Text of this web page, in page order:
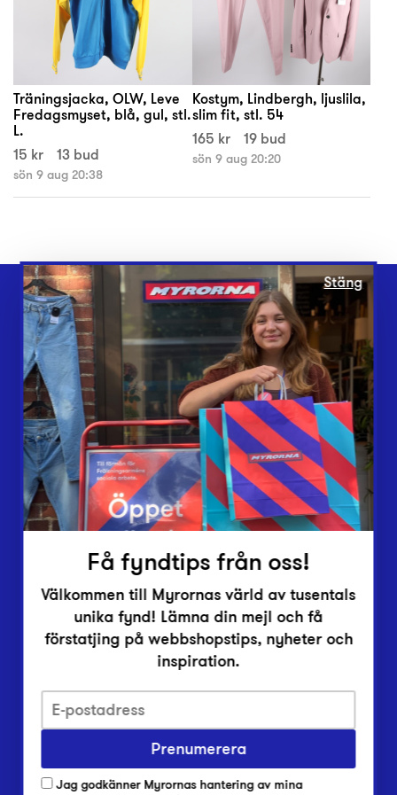
Träningsjacka, OLW, Leve
Fredagsmyset, blå, gul, stl.
L.
15 kr
13 bud
sön 9 aug 20:38
Kostym, Lindbergh, ljuslila,
slim fit, stl. 54
165 kr
19 bud
sön 9 aug 20:20
Webbshop
Butiker
Lämna in
Vårt överskott
Inlämningsplatser
Om Myrorna
Lediga jobb
Pressrum
Integritetsskyddspolicy
Har du frågor om onlineköp, leverans eller retur?
Har du frågor om vår verksamhet?
Stäng
Få fyndtips från oss!
Välkommen till Myrornas värld av tusentals
unika fynd! Lämna din mejl och få
förstatjing på webbshopstips, nyheter och
inspiration.
Prenumerera
Jag godkänner Myrornas hantering av mina